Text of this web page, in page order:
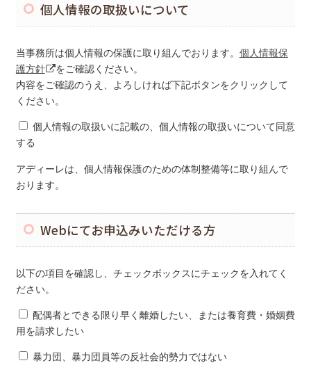
個人情報の取扱いについて
当事務所は個人情報の保護に取り組んでおります。 個人情報保
護方針
をご確認ください。
内容をご確認のうえ、よろしければ下記ボタンをクリックして
ください。
個人情報の取扱いに記載の、個人情報の取扱いについて同意
する
アディーレは、個人情報保護のための体制整備等に取り組んで
おります。
Webにてお申込みいただける方
以下の項目を確認し、チェックボックスにチェックを入れてく
ださい。
配偶者とできる限り早く離婚したい、または養育費・婚姻費
用を請求したい
暴力団、暴力団員等の反社会的勢力ではない